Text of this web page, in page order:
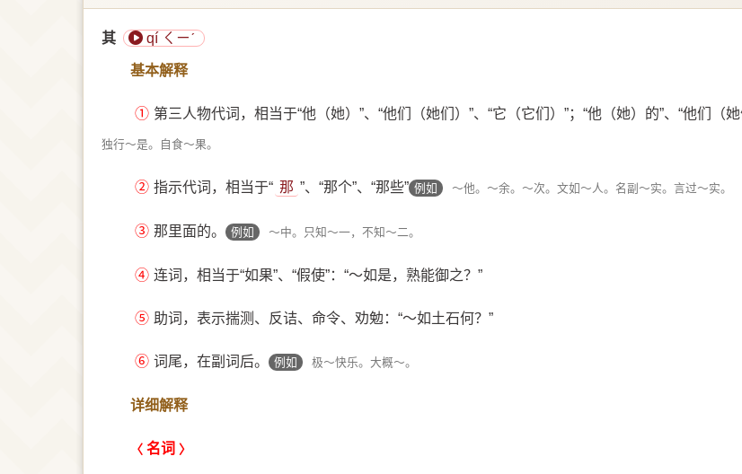
其 qí ㄑㄧˊ
基本解释
① 第三人物代词，相当于“他（她）”、“他们（她们）”、“它（它们）”；“他（她）的”、“他们（
独行～是。自食～果。
② 指示代词，相当于“ 那 ”、“那个”、“那些” 例如 ～他。～余。～次。文如～人。名副～实。言过～实。
③ 那里面的。 例如 ～中。只知～一，不知～二。
④ 连词，相当于“如果”、“假使”：“～如是，熟能御之？”
⑤ 助词，表示揣测、反诘、命令、劝勉：“～如土石何？”
⑥ 词尾，在副词后。 例如 极～快乐。大概～。
详细解释
名词